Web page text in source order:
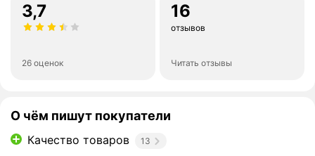
3,7
26 оценок
16
отзывов
Читать отзывы
О чём пишут покупатели
Качество товаров 13